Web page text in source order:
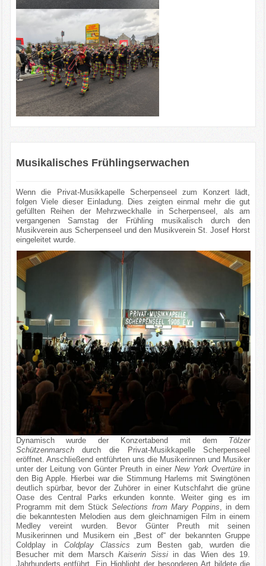
Musikalisches Frühlingserwachen
Wenn die Privat-Musikkapelle Scherpenseel zum Konzert lädt,
folgen Viele dieser Einladung. Dies zeigten einmal mehr die gut
gefüllten Reihen der Mehrzweckhalle in Scherpenseel, als am
vergangenen Samstag der Frühling musikalisch durch den
Musikverein aus Scherpenseel und den Musikverein St. Josef Horst
eingeleitet wurde.
Dynamisch wurde der Konzertabend mit dem Tölzer
Schützenmarschdurch die Privat-Musikkapelle Scherpenseel
eröffnet. Anschließend entführten uns die Musikerinnen und Musiker
unter der Leitung von Günter Preuth in einerNew York Overtüre in
den Big Apple. Hierbei war die Stimmung Harlems mit Swingtönen
deutlich spürbar, bevor der Zuhörer in einer Kutschfahrt die grüne
Oase des Central Parks erkunden konnte. Weiter ging es im
Programm mit dem StückSelections from Mary Poppins , in dem
die bekanntesten Melodien aus dem gleichnamigen Film in einem
Medley vereint wurden. Bevor Günter Preuth mit seinen
Musikerinnen und Musikern ein „Best of“ der bekannten Gruppe
Coldplay inColdplay Classics zum Besten gab, wurden die
Besucher mit dem MarschKaiserin Sissi in das Wien des 19.
Jahrhunderts entführt. Ein Highlight der besonderen Art bildete die